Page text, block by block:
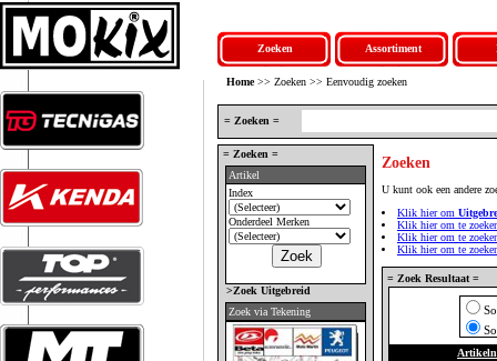
Zoeken Assortiment
Home>> Zoeken >> Eenvoudig zoeken
= Zoeken =
= Zoeken =
Artikel
Index
Onderdeel Merken
>Zoek Uitgebreid
Zoek via Tekening
Zoeken
U kunt ook een andere
Klik hier om
Klik hier om te
Klik hier om te
Klik hier om te
= Zoek Resultaat =